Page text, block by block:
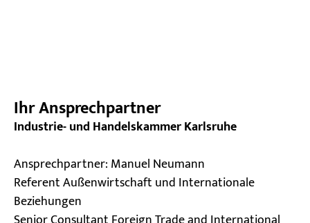
Ihr Ansprechpartner
Industrie- und Handelskammer Karlsruhe
Ansprechpartner: Manuel Neumann
Referent Außenwirtschaft und Internationale
Beziehungen